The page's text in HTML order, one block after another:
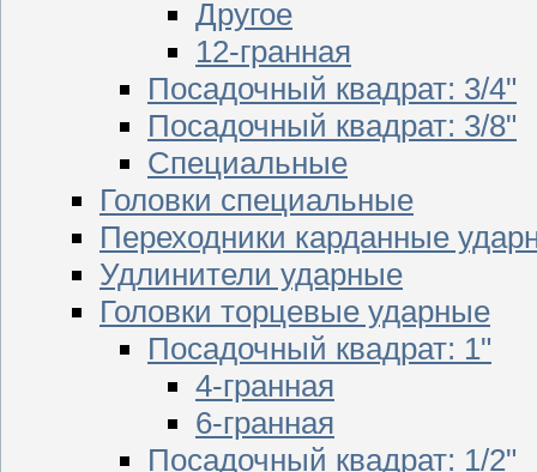
Другое
12-гранная
Посадочный квадрат: 3/4"
Посадочный квадрат: 3/8"
Специальные
Головки специальные
Переходники карданные
Удлинители ударные
Головки торцевые ударные
Посадочный квадрат: 1"
4-гранная
6-гранная
Посадочный квадрат: 1/2"